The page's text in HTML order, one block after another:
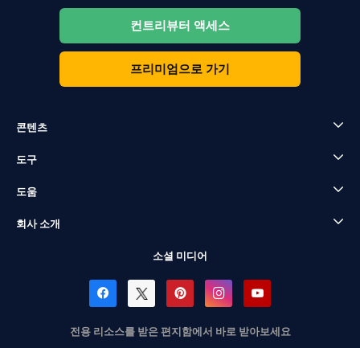
컨트리뷰터 액세스
프리미엄으로 가기
콘텐츠
도구
도움
회사 소개
소셜 미디어
전용 리소스를 받은 편지함에서 바로 받아보세요